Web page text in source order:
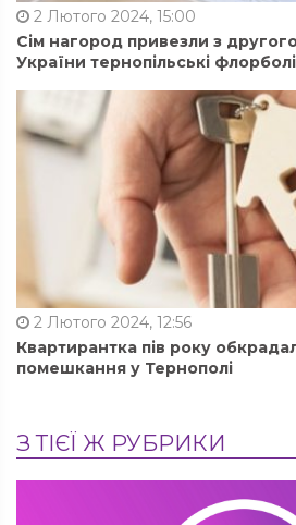
2 Лютого 2024, 15:00
Сім нагород привезли з
України тернопільські
2 Лютого 2024, 12:56
Квартирантка пів року
помешкання у Тернополі
З ТІЄЇ Ж РУБРИКИ